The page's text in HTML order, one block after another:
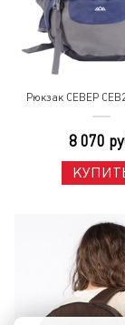
Рюкзак СЕВЕР
8 070